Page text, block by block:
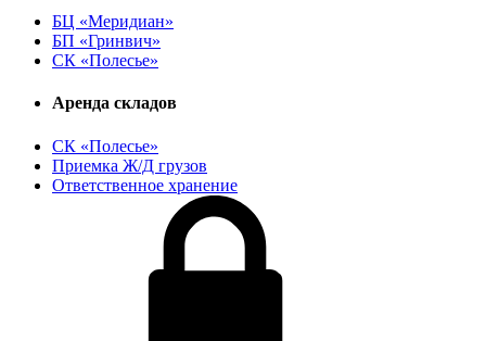
БЦ «Меридиан»
БП «Гринвич»
СК «Полесье»
Аренда складов
СК «Полесье»
Приемка Ж/Д грузов
Ответственное хранение